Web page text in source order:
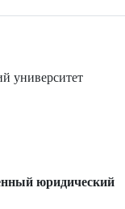
университет
юридический